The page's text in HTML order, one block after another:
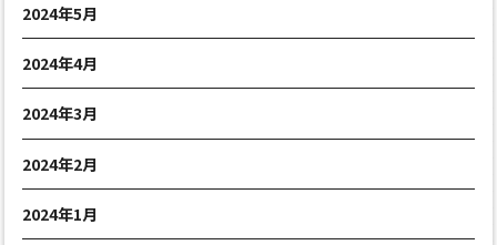
2024年5月
2024年4月
2024年3月
2024年2月
2024年1月